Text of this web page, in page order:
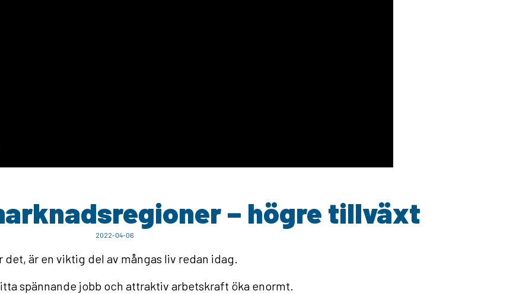
– högre tillväxt
2022-04-06
är en viktig del av mångas liv redan idag.
spännande jobb och attraktiv arbetskraft öka enormt.